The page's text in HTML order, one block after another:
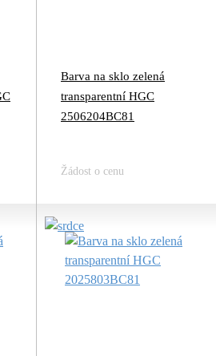
Barva na sklo zelená
transparentní HGC
2506204BC81
Žádost o cenu